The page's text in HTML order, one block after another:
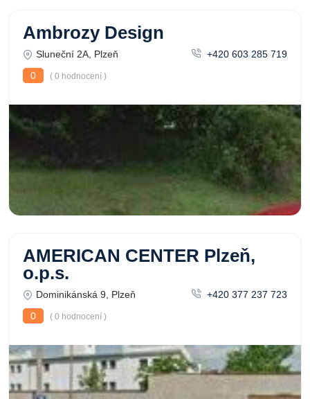
Ambrozy Design
Sluneční 2A, Plzeň
+420 603 285 719
0
( 0 hodnocení )
AMERICAN CENTER Plzeň,
o.p.s.
Dominikánská 9, Plzeň
+420 377 237 723
0
( 0 hodnocení )